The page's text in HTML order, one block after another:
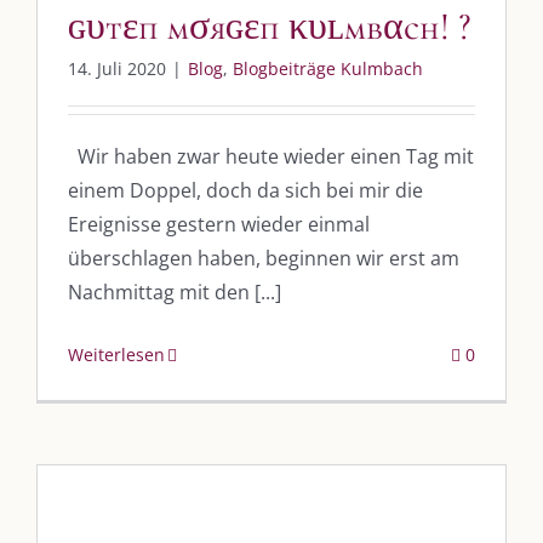
ɢυтεп мσяɢεп κυʟмвαcн! ?
14. Juli 2020 | Blog, Blogbeiträge Kulmbach
Wir haben zwar heute wieder einen Tag mit
einem Doppel, doch da sich bei mir die
Ereignisse gestern wieder einmal
überschlagen haben, beginnen wir erst am
Nachmittag mit den [...]
Weiterlesen 0
vkfk
AKTUELLES
Immer die passende Geschenkidee – für jeden Anlass
AUS DEM BLOG
Im Dialog mit – Jana Florence
Im Dialog mit – Daniel Manzer, alias Mr. Hops